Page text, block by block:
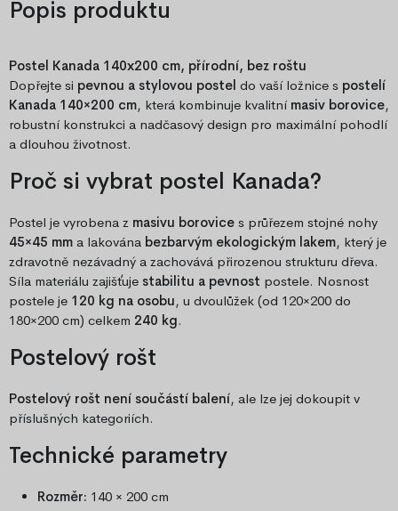
Popis produktu
Postel Kanada 140x200 cm, přírodní, bez roštu
Dopřejte si pevnou a stylovou postel do vaší ložnice s postelí
Kanada 140×200 cm, která kombinuje kvalitní masiv borovice,
robustní konstrukci a nadčasový design pro maximální pohodlí
a dlouhou životnost.
Proč si vybrat postel Kanada?
Postel je vyrobena z masivu borovice s průřezem stojné nohy
45×45 mm a lakována bezbarvým ekologickým lakem, který je
zdravotně nezávadný a zachovává přirozenou strukturu dřeva.
Síla materiálu zajišťuje stabilitu a pevnost postele. Nosnost
postele je 120 kg na osobu, u dvoulůžek (od 120×200 do
180×200 cm) celkem 240 kg.
Postelový rošt
Postelový rošt není součástí balení, ale lze jej dokoupit v
příslušných kategoriích.
Technické parametry
Rozměr: 140 × 200 cm